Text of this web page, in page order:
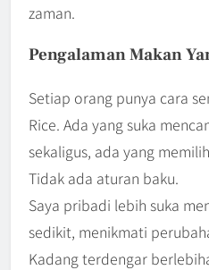
zaman.
Pengalaman Makan
Setiap orang punya cara
Rice. Ada yang suka
sekaligus, ada yang
Tidak ada aturan baku.
Saya pribadi lebih suka
sedikit, menikmati
Kadang terdengar